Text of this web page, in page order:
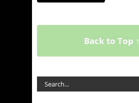
Back to Top ↑